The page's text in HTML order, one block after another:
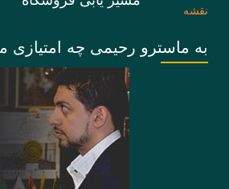
به ماسترو رحیمی چه امتیازی